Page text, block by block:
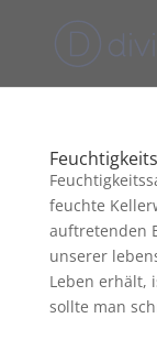
feuchte
auftretenden
unserer
Leben erhält,
sollte man